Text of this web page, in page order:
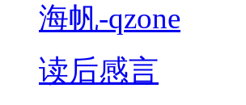
海帆-qzone
读后感言